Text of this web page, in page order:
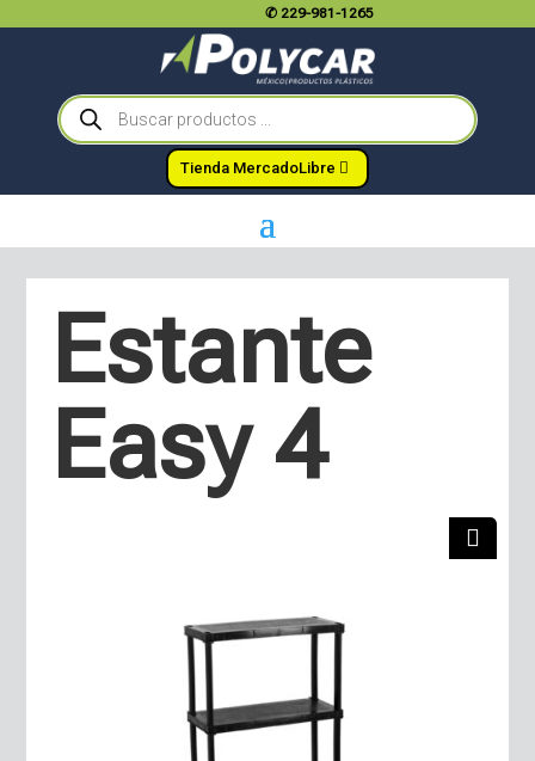
✆ 229-981-1265
Búsqueda
de
productos
Tienda MercadoLibre
Estante
Easy 4